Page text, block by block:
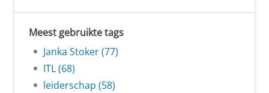
Meest gebruikte tags
Janka Stoker (77)
ITL (68)
leiderschap (58)